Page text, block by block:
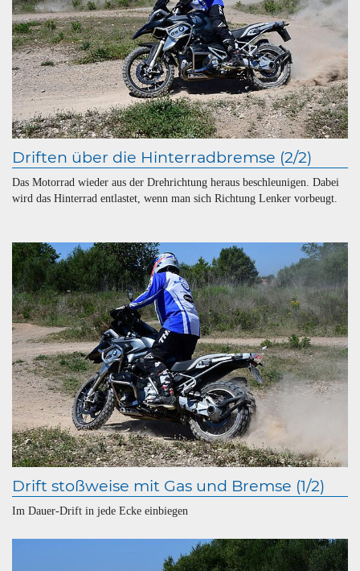
Driften über die Hinterradbremse (2/2)
Das Motorrad wieder aus der Drehrichtung heraus beschleunigen. Dabei
wird das Hinterrad entlastet, wenn man sich Richtung Lenker vorbeugt.
Drift stoßweise mit Gas und Bremse (1/2)
Im Dauer-Drift in jede Ecke einbiegen